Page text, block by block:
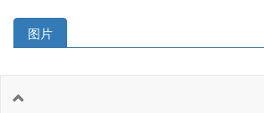
图片